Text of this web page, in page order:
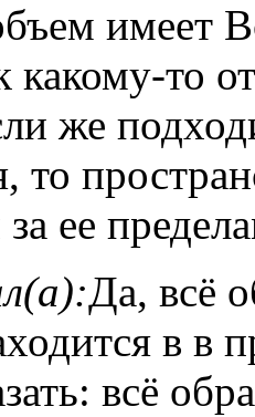
имеет
то
же
то
ее
Да, всё
в в
всё